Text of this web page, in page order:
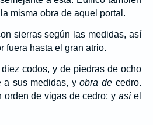
misma obra de aquel portal.
sierras según las medidas, así
fuera hasta el gran atrio.
codos, y de piedras de ocho
a sus medidas, yobra decedro.
orden de vigas de cedro; y asíel